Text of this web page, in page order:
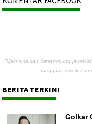
Bijaksana dan bertanggung
tanggung jawab
BERITA TERKINI
Golkar